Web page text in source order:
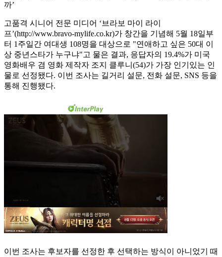
까’
고품격 시니어 전문 미디어 ‘브라보 마이 라이
프’(http://www.bravo-mylife.co.kr)가 창간을 기념해 5월 18일부
터 1주일간 여대생 108명을 대상으로 "연애하고 싶은 50대 이
상 중년스타가 누구냐"고 물은 결과, 응답자의 19.4%가 미국
영화배우 겸 영화 제작자 조지 클루니(54)가 가장 인기있는 인
물로 선정됐다. 이번 조사는 길거리 설문, 전화 설문, SNS 등을
통해 진행됐다.
이번 조사는 후보자를 선정한 후 선택하는 방식이 아니었기 때